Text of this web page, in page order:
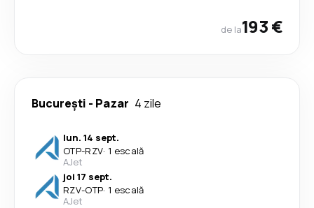
de la193 €
București - Pazar 4 zile
lun. 14 sept.
OTP-RZV· 1 escală
AJet
joi 17 sept.
RZV-OTP· 1 escală
AJet